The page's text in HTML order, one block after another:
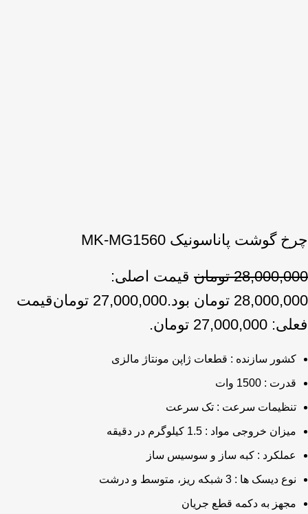
چرخ گوشت پاناسونیک MK-MG1560
28,000,000 تومان قیمت اصلی:
28,000,000 تومان بود.
27,000,000 تومانقیمت
فعلی: 27,000,000 تومان.
کشور سازنده : قطعات ژاپن مونتاژ مالزی
قدرت : 1500 وات
تنظیمات سرعت : تک سرعت
میزان خروجی مواد : 1.5 کیلوگرم در دقیقه
عملکرد : کبه ساز و سوسیس ساز
نوع دیسک ها : 3 شبکه ریز، متوسط و درشت
مجهز به دکمه قطع جریان